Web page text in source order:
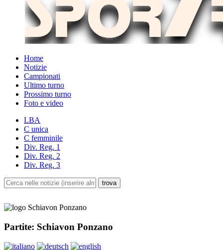
Home
Notizie
Campionati
Ultimo turno
Prossimo turno
Foto e video
LBA
C unica
C femminile
Div. Reg. 1
Div. Reg. 2
Div. Reg. 3
Partite: Schiavon Ponzano